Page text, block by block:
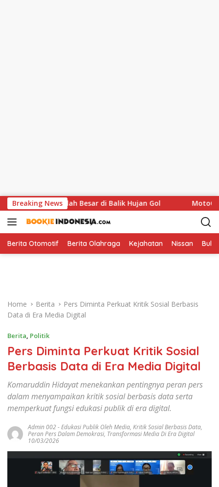
k
p
o
Breaking News
Celah Besar di Balik Hujan Gol MotoGP Hapus
Berita Otomotif Berita Olahraga Kejahatan Nissan
Home Berita
Pers Diminta Perkuat Kritik Sosial Berbasis
Data di Era Media Digital
Berita, Politik
Pers Diminta Perkuat Kritik Sosial
Berbasis Data di Era Media Digital
Komaruddin Hidayat menekankan pentingnya peran pers
dalam menyampaikan kritik sosial berbasis data serta
memperkuat fungsi edukasi publik di era digital.
Admin 002-Edukasi Publik Oleh Media, Kritik Sosial Berbasis Data,
Peran Pers Dalam Demokrasi, Transformasi Media Di Era Digital
10/03/2026